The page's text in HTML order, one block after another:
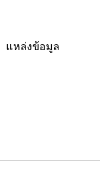
แหล่งข้อมูล